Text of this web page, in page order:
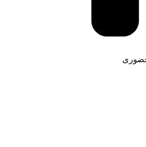
حضوری